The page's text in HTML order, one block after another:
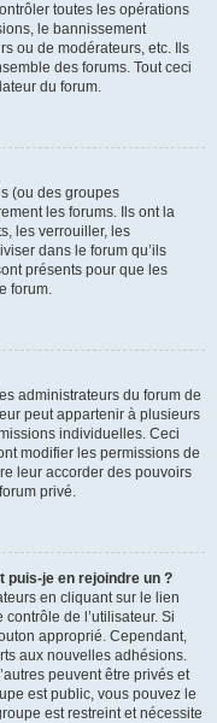
toutes les opérations
le bannissement
ou de modérateurs, etc. Ils
des forums. Tout ceci
du forum.
(ou des groupes
les forums. Ils ont la
les verrouiller, les
dans le forum qu’ils
présents pour que les
forum.
administrateurs du forum de
peut appartenir à plusieurs
individuelles. Ceci
modifier les permissions de
leur accorder des pouvoirs
privé.
puis-je en rejoindre un ?
en cliquant sur le lien
de l’utilisateur. Si
approprié. Cependant,
aux nouvelles adhésions.
peuvent être privés et
est public, vous pouvez le
est restreint et nécessite